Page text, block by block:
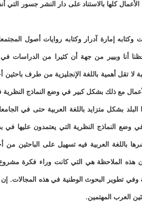
الأعمال كلها بالاستناد على دار النشر جسور
وكتابه إمارة آدرار وكتابه روايات أصول
أنا وبيير من جهة أن كثيرا من الدراسات في
لا تقل أهمية باللغة الإنجليزية من طرف
مع ذلك بشكل كبير في وضع النماذج
البلد بشكل متزايد باللغة العربية حتى في
وضع النماذج النظرية التي يعتمدون عليها
باللغة العربية فيه تسهيل على الباحثين من
إن هذه الملاحظة هي التي كانت وراء فكرة
وفي تطوير البحوث الوطنية في هذه المجالات.
العرب المهتمين.